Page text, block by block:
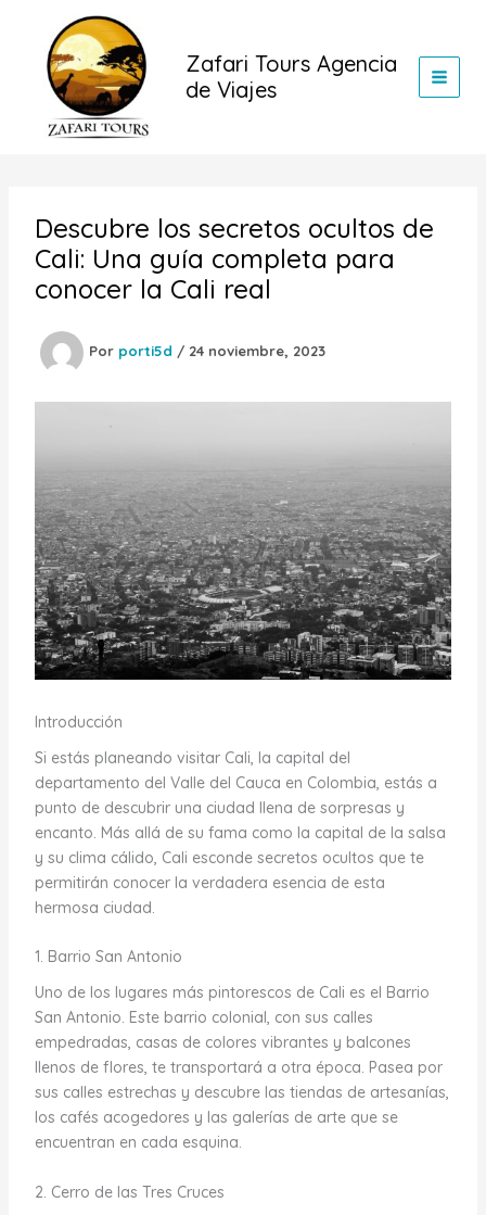
contenido
Zafari Tours Agencia
de Viajes
Descubre los secretos ocultos de
Cali: Una guía completa para
conocer la Cali real
Por porti5d / 24 noviembre, 2023
Introducción
Si estás planeando visitar Cali, la capital del
departamento del Valle del Cauca en Colombia, estás a
punto de descubrir una ciudad llena de sorpresas y
encanto. Más allá de su fama como la capital de la salsa
y su clima cálido, Cali esconde secretos ocultos que te
permitirán conocer la verdadera esencia de esta
hermosa ciudad.
1. Barrio San Antonio
Uno de los lugares más pintorescos de Cali es el Barrio
San Antonio. Este barrio colonial, con sus calles
empedradas, casas de colores vibrantes y balcones
llenos de flores, te transportará a otra época. Pasea por
sus calles estrechas y descubre las tiendas de artesanías,
los cafés acogedores y las galerías de arte que se
encuentran en cada esquina.
2. Cerro de las Tres Cruces